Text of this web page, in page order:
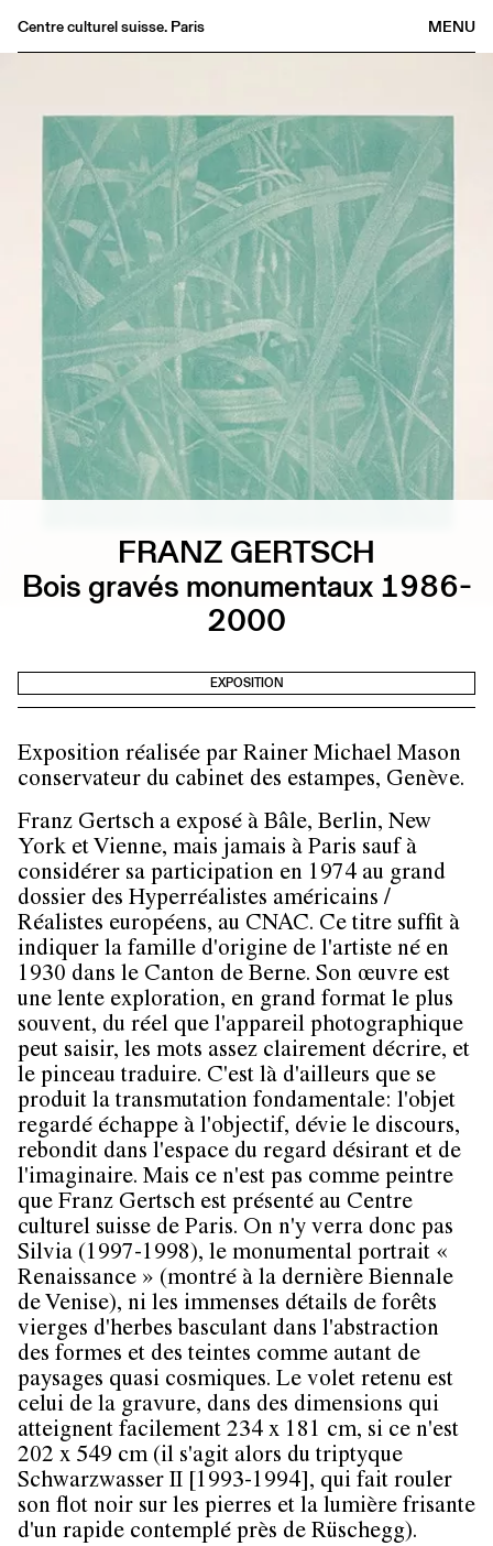
MENU
Centre culturel suisse. Paris
Buvette
Archives
Médiathèque
Éditions
Informations
FRANZ GERTSCH
Bois gravés monumentaux 1986-
2000
EXPOSITION
Exposition réalisée par Rainer Michael Mason
conservateur du cabinet des estampes, Genève.
Franz Gertsch a exposé à Bâle, Berlin, New
York et Vienne, mais jamais à Paris sauf à
considérer sa participation en 1974 au grand
dossier des Hyperréalistes américains /
Réalistes européens, au CNAC. Ce titre suffit à
indiquer la famille d'origine de l'artiste né en
1930 dans le Canton de Berne. Son œuvre est
une lente exploration, en grand format le plus
souvent, du réel que l'appareil photographique
peut saisir, les mots assez clairement décrire, et
le pinceau traduire. C'est là d'ailleurs que se
produit la transmutation fondamentale: l'objet
regardé échappe à l'objectif, dévie le discours,
rebondit dans l'espace du regard désirant et de
l'imaginaire. Mais ce n'est pas comme peintre
que Franz Gertsch est présenté au Centre
culturel suisse de Paris. On n'y verra donc pas
Silvia (1997-1998), le monumental portrait «
Renaissance » (montré à la dernière Biennale
de Venise), ni les immenses détails de forêts
vierges d'herbes basculant dans l'abstraction
des formes et des teintes comme autant de
paysages quasi cosmiques. Le volet retenu est
celui de la gravure, dans des dimensions qui
atteignent facilement 234 x 181 cm, si ce n'est
202 x 549 cm (il s'agit alors du triptyque
Schwarzwasser II [1993-1994], qui fait rouler
son flot noir sur les pierres et la lumière frisante
d'un rapide contemplé près de Rüschegg).